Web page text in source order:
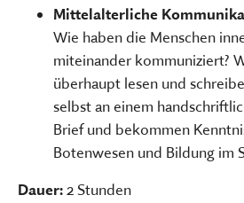
Mittelalterliche
Wie haben die Menschen
miteinander kommuniziert?
überhaupt lesen und
selbst an einem
Brief und bekommen
Botenwesen und Bildung im
Dauer: 2 Stunden